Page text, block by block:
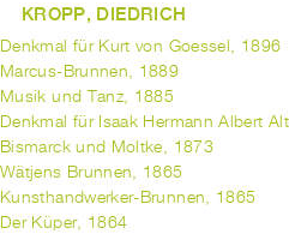
KROPP, DIEDRICH
Denkmal für Kurt von Goessel, 1896
Marcus-Brunnen, 1889
Musik und Tanz, 1885
Denkmal für Isaak Hermann Albert
Bismarck und Moltke, 1873
Wätjens Brunnen, 1865
Kunsthandwerker-Brunnen, 1865
Der Küper, 1864